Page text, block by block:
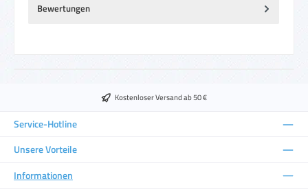
Bewertungen
Kostenloser Versand ab 50 €
Service-Hotline
Unsere Vorteile
Informationen